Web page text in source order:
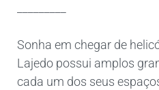
Sonha em chegar de
Lajedo possui amplos
cada um dos seus